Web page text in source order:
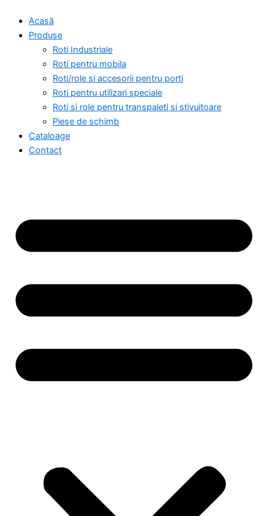
content
Acasă
Produse
Roti Industriale
Roti pentru mobila
Roti/role si accesorii pentru porti
Roti pentru utilizari speciale
Roti si role pentru transpaleti si stivuitoare
Piese de schimb
Cataloage
Contact